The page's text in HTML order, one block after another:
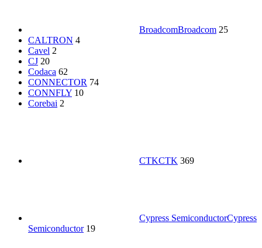
BroadcomBroadcom 25
CALTRON 4
Cavel 2
CJ 20
Codaca 62
CONNECTOR 74
CONNFLY 10
Corebai 2
CTKCTK 369
Cypress SemiconductorCypress
Semiconductor 19